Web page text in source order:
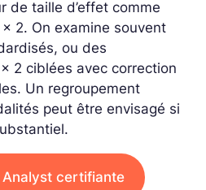
de taille d’effet comme
x 2. On examine souvent
, ou des
2 ciblées avec correction
Un regroupement
peut être envisagé si
Analyst certifiante